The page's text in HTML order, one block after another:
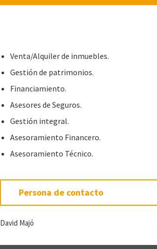
Venta/Alquiler de inmuebles.
Gestión de patrimonios.
Financiamiento.
Asesores de Seguros.
Gestión integral.
Asesoramiento Financero.
Asesoramiento Técnico.
Persona de contacto
David Majó